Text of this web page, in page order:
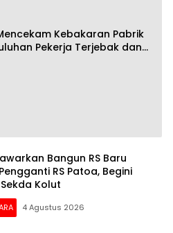
Kebakaran Pabrik
Pekerja Terjebak dan
Bangun RS Baru
RS Patoa, Begini
Kolut
4 Agustus 2026